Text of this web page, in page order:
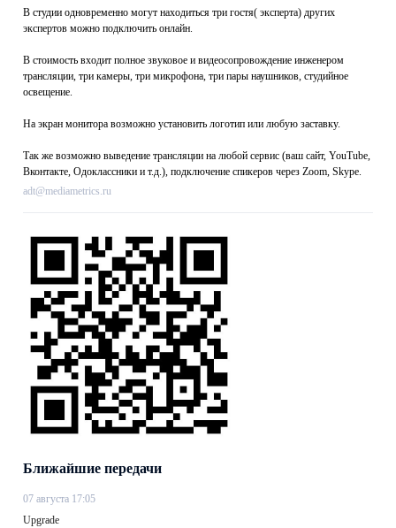
В студии одновременно могут находиться три гостя( эксперта) других
экспертов можно подключить онлайн.
В стоимость входит полное звуковое и видеосопровождение инженером
трансляции, три камеры, три микрофона, три пары наушников, студийное
освещение.
На экран монитора возможно установить логотип или любую заставку.
Так же возможно выведение трансляции на любой сервис (ваш сайт, YouTube,
Вконтакте, Одоклассники и т.д.), подключение спикеров через Zoom, Skype.
adt@mediametrics.ru
Ближайшие передачи
07 августа 17:05
Upgrade